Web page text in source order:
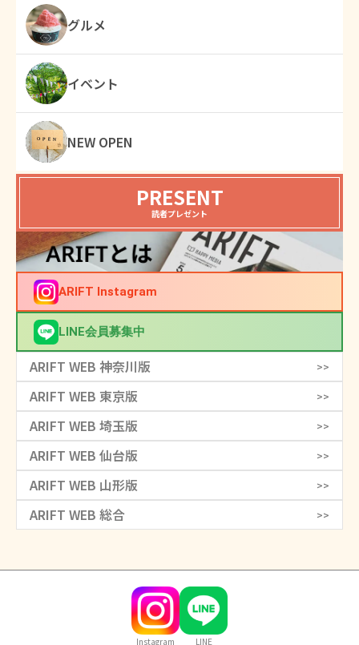
グルメ
イベント
NEW OPEN
PRESENT
読者プレゼント
ARIFT Instagram
LINE会員募集中
ARIFT WEB 神奈川版 >>
ARIFT WEB 東京版 >>
ARIFT WEB 埼玉版 >>
ARIFT WEB 仙台版 >>
ARIFT WEB 山形版 >>
ARIFT WEB 総合 >>
Instagram LINE